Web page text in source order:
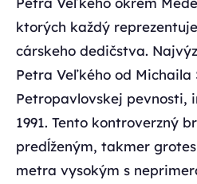
ktorých každý
cárskeho dedičstva.
Petra Veľkého od
Petropavlovskej pevnosti,
1991. Tento kontroverzný
predĺženým, takmer
metra vysokým s